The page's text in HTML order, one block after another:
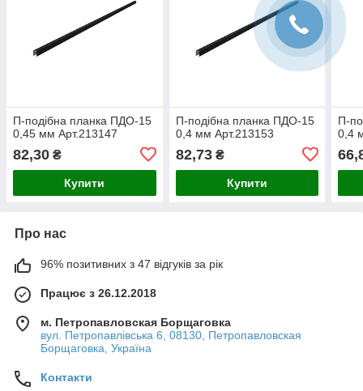
П-подібна планка ПДО-15
0,45 мм Арт.213147
82,30 ₴
Купити
П-подібна планка ПДО-15
0,4 мм Арт.213153
82,73₴
Купити
П-
0,4
Про нас
96% позитивних з 47 відгуків за рік
Працює з 26.12.2018
м. Петропавловская Борщаговка
вул. Петропавлівська 6, 08130, Петропавловская
Борщаговка, Україна
Контакти